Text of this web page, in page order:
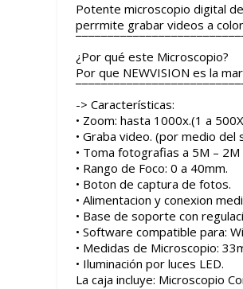
Potente microscopio digital
perrmite grabar videos a
¿Por qué este Microscopio?
Por que NEWVISION es la
-> Características:
• Zoom: hasta 1000x.(1 a
• Graba video. (por medio del
• Toma fotografias a 5M –
• Rango de Foco: 0 a 40mm.
• Boton de captura de fotos.
• Alimentacion y conexion
• Base de soporte con
• Software compatible para:
• Medidas de Microscopio:
• Iluminación por luces LED.
La caja incluye: Microscopio